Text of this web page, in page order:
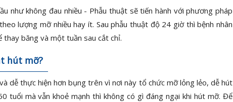
như không đau nhiều - Phẫu thuật sẽ tiến hành với phương pháp
lượng mỡ nhiều hay ít. Sau phẫu thuật độ 24 giờ thì bệnh nhân
thay băng và một tuần sau cắt chỉ.
hút mỡ?
dễ thực hiện hơn bụng trên vì nơi này tổ chức mỡ lỏng lẻo, dễ hút
tuổi mà vẫn khoẻ mạnh thì không có gì đáng ngại khi hút mỡ. Để